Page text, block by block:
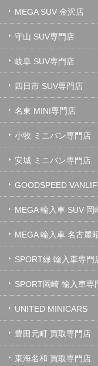
MEGA SUV 金沢店
守山 SUV専門店
岐阜 SUV専門店
四日市 SUV専門店
名東 MINI専門店
小牧 ミニバン専門店
安城 ミニバン専門店
GOODSPEED
MEGA 輸入車 SUV 岡
MEGA 輸入車 名古屋
SPORT緑 輸入車専門
SPORT岡崎 輸入車専
UNITED MINICARS
豊田元町 買取専門店
東海名和 買取専門店